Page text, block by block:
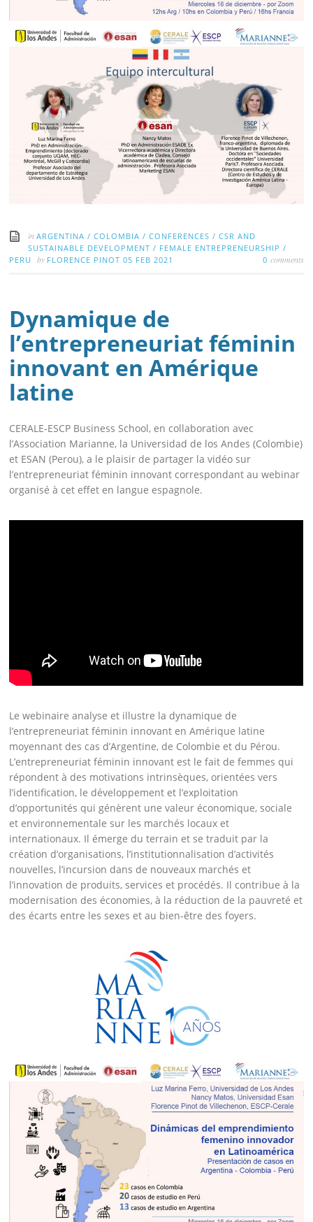
inARGENTINA /COLOMBIA /CONFERENCES /CSR AND
SUSTAINABLE DEVELOPMENT / FEMALE ENTREPRENEURSHIP /
PERU
by FLORENCE PINOT05 FEB 2021 0 comments
Dynamique de
l’entrepreneuriat féminin
innovant en Amérique
latine
CERALE-ESCP Business School, en collaboration avec
l’Association Marianne, la Universidad de los Andes (Colombie)
et ESAN (Perou), a le plaisir de partager la vidéo sur
l’entrepreneuriat féminin innovant correspondant au webinar
organisé à cet effet en langue espagnole.
Le webinaire analyse et illustre la dynamique de
l’entrepreneuriat féminin innovant en Amérique latine
moyennant des cas d’Argentine, de Colombie et du Pérou.
L’entrepreneuriat féminin innovant est le fait de femmes qui
répondent à des motivations intrinsèques, orientées vers
l’identification, le développement et l’exploitation
d’opportunités qui génèrent une valeur économique, sociale
et environnementale sur les marchés locaux et
internationaux. Il émerge du terrain et se traduit par la
création d’organisations, l’institutionnalisation d’activités
nouvelles, l’incursion dans de nouveaux marchés et
l’innovation de produits, services et procédés. Il contribue à la
modernisation des économies, à la réduction de la pauvreté et
des écarts entre les sexes et au bien-être des foyers.